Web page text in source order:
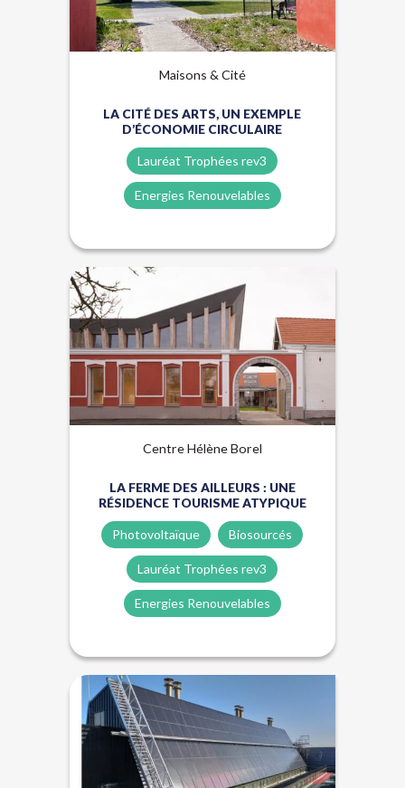
Maisons & Cité
LA CITÉ DES ARTS, UN EXEMPLE
D’ÉCONOMIE CIRCULAIRE
Lauréat Trophées rev3
Energies Renouvelables
Biosourcés Énergies renouvelables
Lauréat Trophées Rev3
Centre Hélène Borel
LA FERME DES AILLEURS : UNE
RÉSIDENCE TOURISME ATYPIQUE
Photovoltaïque Biosourcés
Lauréat Trophées rev3
Energies Renouvelables
Énergies renouvelables
Lauréat Trophées Rev3 Qualité de l'air